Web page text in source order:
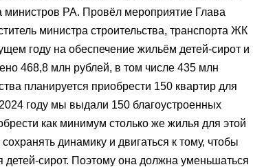
РА. Провёл мероприятие Глава
министра строительства, транспорта ЖК
году на обеспечение жильём детей-сирот и
468,8 млн рублей, в том числе 435 млн
планируется приобрести 150 квартир для
году мы выдали 150 благоустроенных
как минимум столько же жилья для этой
динамику и двигаться к тому, чтобы
сирот. Поэтому она должна уменьшаться